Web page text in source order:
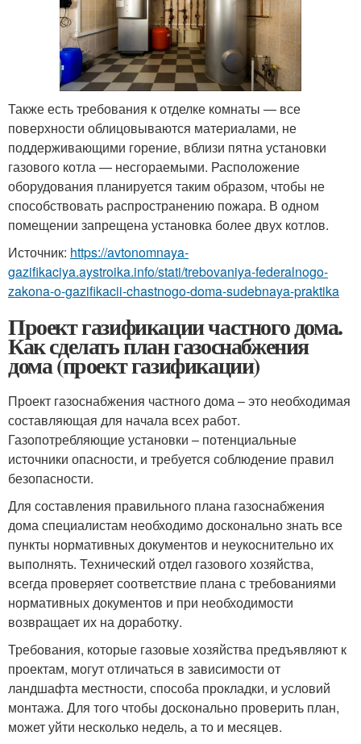
Также есть требования к отделке комнаты — все
поверхности облицовываются материалами, не
поддерживающими горение, вблизи пятна установки
газового котла — несгораемыми. Расположение
оборудования планируется таким образом, чтобы не
способствовать распространению пожара. В одном
помещении запрещена установка более двух котлов.
Источник: https://avtonomnaya-
gazifikaciya.aystroika.info/stati/trebovaniya-federalnogo-
zakona-o-gazifikacii-chastnogo-doma-sudebnaya-praktika
Проект газификации частного дома.
Как сделать план газоснабжения
дома (проект газификации)
Проект газоснабжения частного дома – это необходимая
составляющая для начала всех работ.
Газопотребляющие установки – потенциальные
источники опасности, и требуется соблюдение правил
безопасности.
Для составления правильного плана газоснабжения
дома специалистам необходимо досконально знать все
пункты нормативных документов и неукоснительно их
выполнять. Технический отдел газового хозяйства,
всегда проверяет соответствие плана с требованиями
нормативных документов и при необходимости
возвращает их на доработку.
Требования, которые газовые хозяйства предъявляют к
проектам, могут отличаться в зависимости от
ландшафта местности, способа прокладки, и условий
монтажа. Для того чтобы досконально проверить план,
может уйти несколько недель, а то и месяцев.